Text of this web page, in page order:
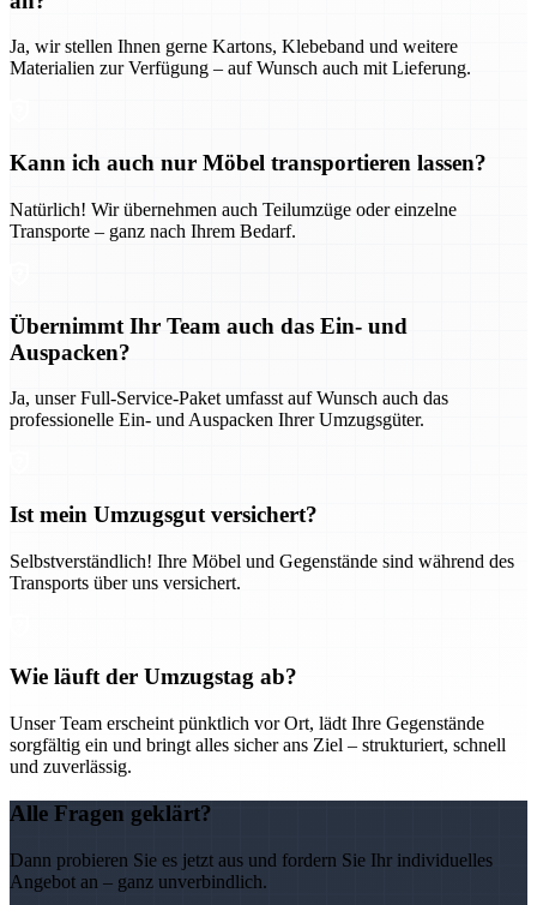
Ja, wir stellen Ihnen gerne Kartons, Klebeband und weitere
Materialien zur Verfügung – auf Wunsch auch mit Lieferung.
Kann ich auch nur Möbel transportieren lassen?
Natürlich! Wir übernehmen auch Teilumzüge oder einzelne
Transporte – ganz nach Ihrem Bedarf.
Übernimmt Ihr Team auch das Ein- und
Auspacken?
Ja, unser Full-Service-Paket umfasst auf Wunsch auch das
professionelle Ein- und Auspacken Ihrer Umzugsgüter.
Ist mein Umzugsgut versichert?
Selbstverständlich! Ihre Möbel und Gegenstände sind während des
Transports über uns versichert.
Wie läuft der Umzugstag ab?
Unser Team erscheint pünktlich vor Ort, lädt Ihre Gegenstände
sorgfältig ein und bringt alles sicher ans Ziel – strukturiert, schnell
und zuverlässig.
Alle Fragen geklärt?
Dann probieren Sie es jetzt aus und fordern Sie Ihr individuelles
Angebot an – ganz unverbindlich.